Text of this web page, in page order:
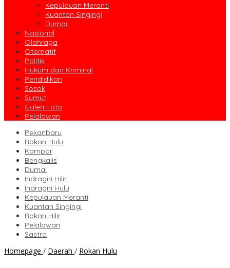
Kepulauan Meranti
Kuantan Singingi
Dumai
Nasional
Olahraga
Otomatif
Politik
Hukum dan Kriminal
Pendidikan
Sosok
Sumut
Galeri Foto
Pelalawan
Pekanbaru
Rokan Hulu
Kampar
Bengkalis
Dumai
Indragiri Hilir
Indragiri Hulu
Kepulauan Meranti
Kuantan Singingi
Rokan Hilir
Pelalawan
Sastra
Homepage / Daerah / Rokan Hulu